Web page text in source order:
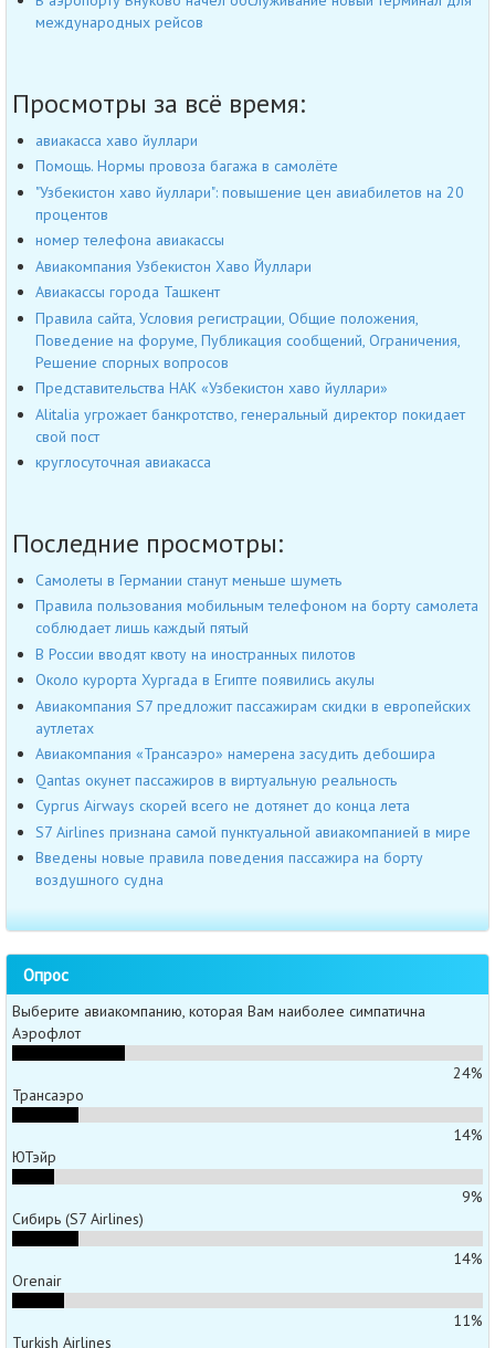
международных рейсов
Просмотры за всё время:
авиакасса хаво йуллари
Помощь. Нормы провоза багажа в самолёте
"Узбекистон хаво йуллари": повышение цен авиабилетов на 20
процентов
номер телефона авиакассы
Авиакомпания Узбекистон Хаво Йуллари
Авиакассы города Ташкент
Правила сайта, Условия регистрации, Общие положения,
Поведение на форуме, Публикация сообщений, Ограничения,
Решение спорных вопросов
Представительства НАК «Узбекистон хаво йуллари»
Alitalia угрожает банкротство, генеральный директор покидает
свой пост
круглосуточная авиакасса
Последние просмотры:
Самолеты в Германии станут меньше шуметь
Правила пользования мобильным телефоном на борту самолета
соблюдает лишь каждый пятый
В России вводят квоту на иностранных пилотов
Около курорта Хургада в Египте появились акулы
Авиакомпания S7 предложит пассажирам скидки в европейских
аутлетах
Авиакомпания «Трансаэро» намерена засудить дебошира
Qantas окунет пассажиров в виртуальную реальность
Cyprus Airways скорей всего не дотянет до конца лета
S7 Airlines признана самой пунктуальной авиакомпанией в мире
Введены новые правила поведения пассажира на борту
воздушного судна
Опрос
Выберите авиакомпанию, которая Вам наиболее симпатична
Аэрофлот
24%
Трансаэро
14%
ЮТэйр
9%
Сибирь (S7 Airlines)
14%
Orenair
11%
Turkish Airlines